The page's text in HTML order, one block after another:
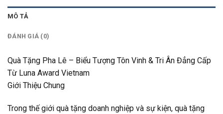
MÔ TẢ
ĐÁNH GIÁ (0)
Quà Tặng Pha Lê – Biểu Tượng Tôn Vinh & Tri Ân Đẳng Cấp
Từ Luna Award Vietnam
Giới Thiệu Chung
Trong thế giới quà tặng doanh nghiệp và sự kiện, quà tặng